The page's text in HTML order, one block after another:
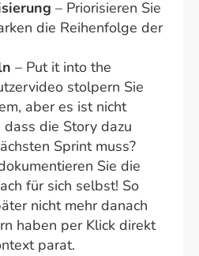
– Priorisieren Sie
die Reihenfolge der
– Put it into the
stolpern Sie
aber es ist nicht
dass die Story dazu
Sprint muss?
Sie die
für sich selbst! So
nicht mehr danach
haben per Klick direkt
parat.